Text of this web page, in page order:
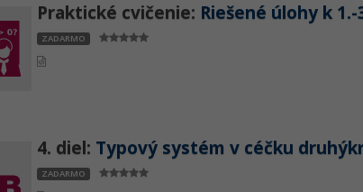
Praktické cvičenie: Riešené úlohy k
ZADARMO
4. diel: Typový systém v céčku
ZADARMO